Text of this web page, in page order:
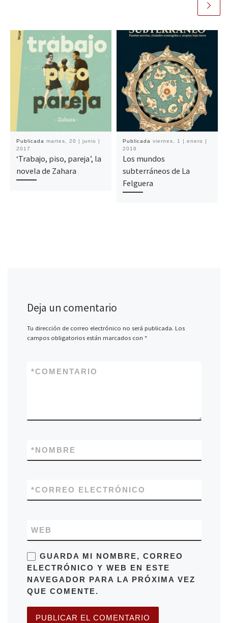
Publicada martes, 20 | junio |
2017
‘Trabajo, piso, pareja’, la
novela de Zahara
Publicada viernes, 1 | enero |
2016
Los mundos
subterráneos de La
Felguera
Deja un comentario
Tu dirección de correo electrónico no será publicada. Los
campos obligatorios están marcados con *
COMENTARIO
*
NOMBRE
*
CORREO ELECTRÓNICO
*
WEB
GUARDA MI NOMBRE, CORREO
ELECTRÓNICO Y WEB EN ESTE
NAVEGADOR PARA LA PRÓXIMA VEZ
QUE COMENTE.